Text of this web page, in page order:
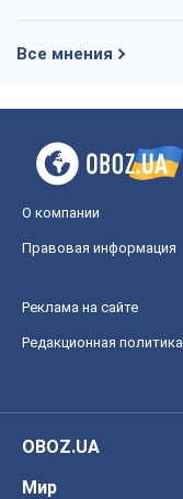
Все мнения
О компании
Правовая информация
Реклама на сайте
Редакционная политика
OBOZ.UA
Мир